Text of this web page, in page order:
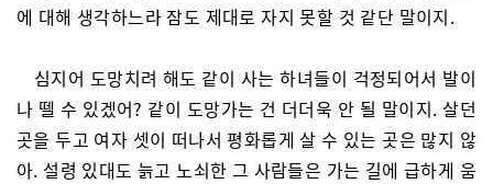
에 대해 생각하느라 잠도 제대로 자지 못할 것 같단 말이지.
심지어 도망치려 해도 같이 사는 하녀들이 걱정되어서 발이
나 뗄 수 있겠어? 같이 도망가는 건 더더욱 안 될 말이지. 살던
곳을 두고 여자 셋이 떠나서 평화롭게 살 수 있는 곳은 많지 않
아. 설령 있대도 늙고 노쇠한 그 사람들은 가는 길에 급하게 움